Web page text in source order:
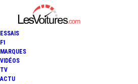
ESSAIS
F1
MARQUES
VIDÉOS
TV
ACTU